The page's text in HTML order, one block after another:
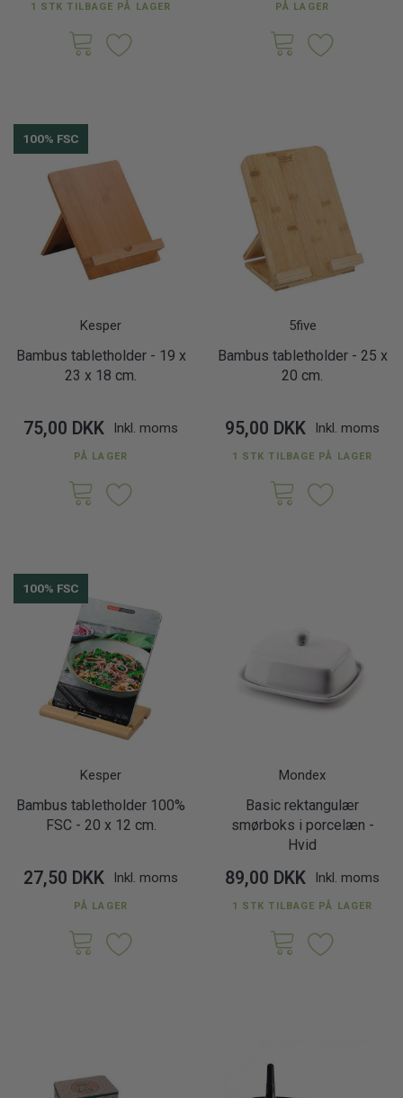
1 STK TILBAGE PÅ LAGER PÅ LAGER
100% FSC
Kesper
Bambus tabletholder - 19 x
23 x 18 cm.
75,00 DKK Inkl. moms
PÅ LAGER
5five
Bambus tabletholder - 25 x
20 cm.
95,00 DKK Inkl. moms
1 STK TILBAGE PÅ LAGER
100% FSC
Kesper
Bambus tabletholder 100%
FSC - 20 x 12 cm.
27,50 DKK Inkl. moms
PÅ LAGER
Mondex
Basic rektangulær
smørboks i porcelæn -
Hvid
89,00 DKK Inkl. moms
1 STK TILBAGE PÅ LAGER